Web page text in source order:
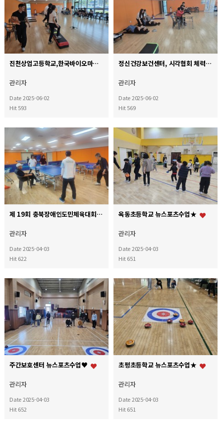
진천상업고등학교,한국바이오마이스터고등학교, 장애인복지관…
관리자
Date 2025-06-02
Hit 593
정신건강보건센터, 시각협회 체력측정검사★
관리자
Date 2025-06-02
Hit 569
제 19회 충북장애인도민체육대회 탁구훈련
관리자
Date 2025-04-03
Hit 622
옥동초등학교 뉴스포츠수업★
관리자
Date 2025-04-03
Hit 651
주간보호센터 뉴스포츠수업♥
관리자
Date 2025-04-03
Hit 652
초평초등학교 뉴스포츠수업★
관리자
Date 2025-04-03
Hit 651